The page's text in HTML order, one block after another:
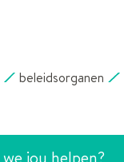
beleidsorganen